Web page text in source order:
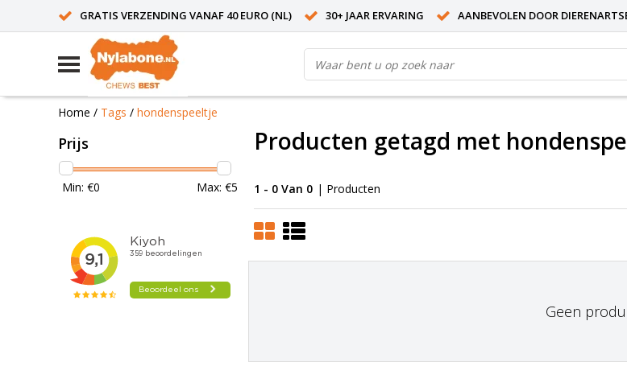
GRATIS VERZENDING VANAF 40 EURO (NL) 30+ JAAR ERVARING AANBEVOLEN DOOR
Home / Tags / hondenspeeltje
Prijs
Min: €0 Max: €5
Producten getagd met
1 - 0 Van 0 | Producten
Geen